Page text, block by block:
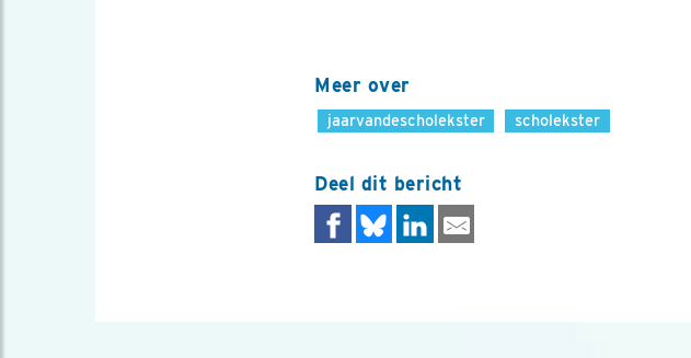
Meer over
jaarvandescholekster scholekster
Deel dit bericht